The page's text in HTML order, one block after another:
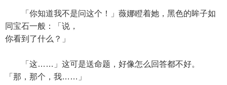
「你知道我不是问这个！」薇娜瞪着她，黑色的眸子如
同宝石一般：「说，
你看到了什么？」
「这……」这可是送命题，好像怎么回答都不好。
「那，那个，我……」